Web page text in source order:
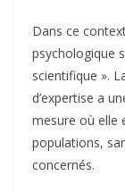
Dans ce
psychologique
scientifique ».
d’expertise a
mesure où elle
populations,
concernés.